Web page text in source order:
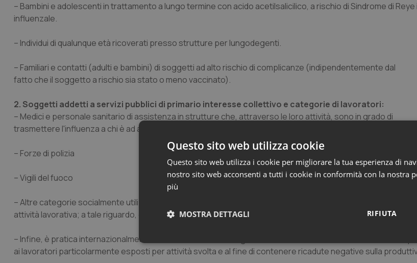
– Bambini e adolescenti in trattamento a lungo termine con acido acetilsalicilico, a rischio di Sindrome di
influenzale.
– Individui di qualunque età ricoverati presso strutture per lungodegenti.
– Familiari e contatti (adulti e bambini) di soggetti ad alto rischio di complicanze (indipendentemente dal
fatto che il soggetto a rischio sia stato o meno vaccinato).
2. Soggetti addetti a servizi pubblici di primario interesse collettivo e categorie di lavoratori:
– Medici e personale sanitario di assistenza in strutture che, attraverso le loro attività, sono in grado di
trasmettere l'influenza a chi è ad alto rischio di complicanze influenzali.
– Forze di polizia
– Vigili del fuoco
– Altre categorie socialmente utili che potrebbero avvantaggiarsi della vaccinazione, per motivi vincolati
attività lavorativa; a tale riguardo, è facoltà delle Regioni/PP.AA. definire i principi e le modalità dell’offerta a
– Infine, è pratica internazionalmente diffusa l’offerta attiva e gratuita della vaccinazione antinfluenzale da
ai lavoratori particolarmente esposti per attività svolta e al fine di contenere ricadute negative sulla
Questo sito web utilizza cookie
Questo sito web utilizza i cookie per migliorare la tua esperienza di
nostro sito web acconsenti a tutti i cookie in conformità con la nostra
più
RIFIUTA
MOSTRA DETTAGLI
Necessari Statistici